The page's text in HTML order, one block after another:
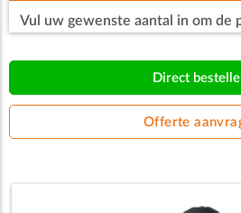
Vul uw gewenste aantal in om de
Direct
Offerte